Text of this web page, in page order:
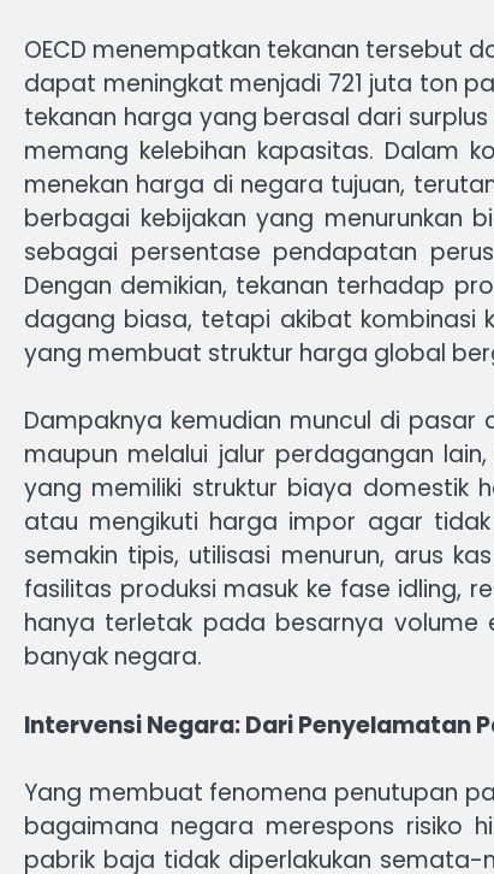
OECD menempatkan tekanan tersebut
dapat meningkat menjadi 721 juta ton
tekanan harga yang berasal dari
memang kelebihan kapasitas. Dalam
menekan harga di negara tujuan,
berbagai kebijakan yang menurunkan
sebagai persentase pendapatan
Dengan demikian, tekanan terhadap
dagang biasa, tetapi akibat kombinasi
yang membuat struktur harga global
Dampaknya kemudian muncul di pasar
maupun melalui jalur perdagangan
yang memiliki struktur biaya domestik
atau mengikuti harga impor agar
semakin tipis, utilisasi menurun, arus
fasilitas produksi masuk ke fase idling,
hanya terletak pada besarnya volume
banyak negara.
Intervensi Negara: Dari Penyelamatan
Yang membuat fenomena penutupan
bagaimana negara merespons risiko
pabrik baja tidak diperlakukan semata-